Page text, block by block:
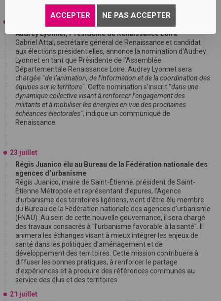
ACCEPTER NE PAS ACCEPTER
Audrey Lyonnet, Présidente de Renaissance Loire
Gabriel Attal, secrétaire général de Renaissance et candidat
aux élections présidentielles, annonce la nomination d’Audrey
Lyonnet en tant que Présidente de l’Assemblée
Départementale Renaissance Loire. Audrey Lyonnet sera
chargée "de l’animation, de l’information et de la coordination des
équipes sur le territoire". Cette nomination s’inscrit "dans une
dynamique collective visant à renforcer l’engagement des
militants et à mobiliser les énergies en vue des prochaines
échéances électorales", indique un communiqué de
Renaissance.
23 juillet
Régis Juanico élu au Bureau de la Fédération nationale des
agences d’urbanisme
Régis Juanico, maire de Saint-Étienne, président de Saint-
Étienne Métropole et représentant d’epures, l’Agence
d’urbanisme des territoires ligériens, vient d'être élu membre
du Bureau de la Fédération nationale des agences d’urbanisme
(FNAU). Au sein de cette nouvelle gouvernance, il sera chargé
des travaux consacrés à "l’urbanisme favorable à la santé". Il
animera les échanges visant à mieux intégrer les enjeux de
santé dans les politiques d’aménagement et de
développement des territoires. Cette mission contribuera à
diffuser les bonnes pratiques, à renforcer le partage
d’expériences et à produire des références communes au
service des élus et des territoires.
21 juillet